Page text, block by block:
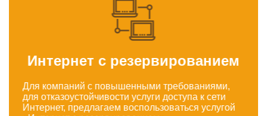
Интернет с резервированием
Для компаний с повышенными требованиями,
для отказоустойчивости услуги доступа к сети
Интернет, предлагаем воспользоваться услугой